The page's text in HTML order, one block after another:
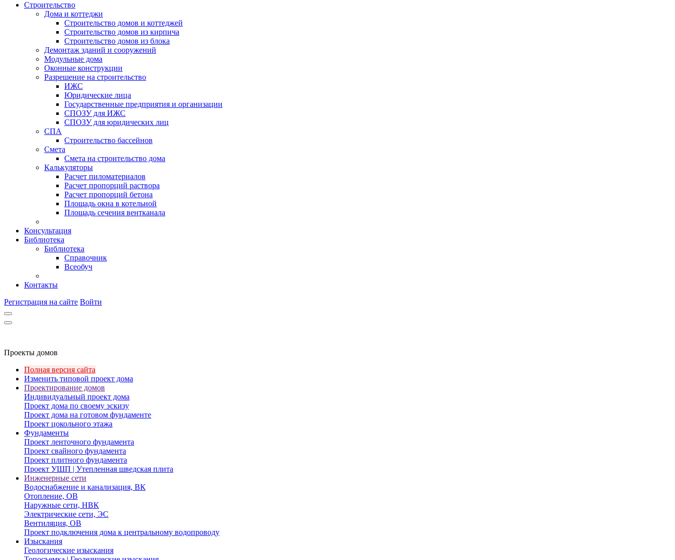
Строительство
Дома и коттеджи
Строительство домов и коттеджей
Строительство домов из кирпича
Строительство домов из блока
Демонтаж зданий и сооружений
Модульные дома
Оконные конструкции
Разрешение на строительство
ИЖС
Юридические лица
Государственные предприятия и организации
СПОЗУ для ИЖС
СПОЗУ для юридических лиц
СПА
Строительство бассейнов
Смета
Смета на строительство дома
Калькуляторы
Расчет пиломатериалов
Расчет пропорций раствора
Расчет пропорций бетона
Площадь окна в котельной
Площадь сечения вентканала
Консультация
Библиотека
Библиотека
Справочник
Всеобуч
Контакты
Регистрация на сайте Войти
Проекты домов
Полная версия сайта
Изменить типовой проект дома
Проектирование домов
Индивидуальный проект дома
Проект дома по своему эскизу
Проект дома на готовом фундаменте
Проект цокольного этажа
Фундаменты
Проект ленточного фундамента
Проект свайного фундамента
Проект плитного фундамента
Проект УШП | Утепленная шведская плита
Инженерные сети
Водоснабжение и канализация, ВК
Отопление, ОВ
Наружные сети, НВК
Электрические сети, ЭС
Вентиляция, ОВ
Проект подключения дома к центральному водопроводу
Изыскания
Геологические изыскания